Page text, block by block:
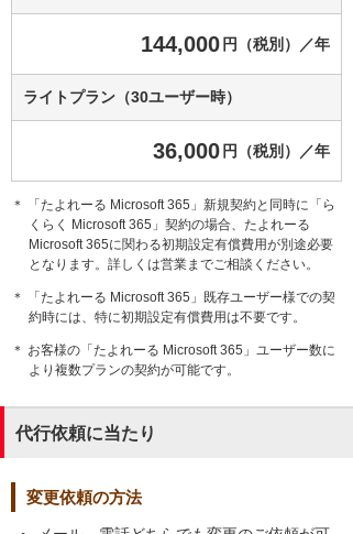
144,000 円（税別）／年
ライトプラン（30ユーザー時）
36,000 円（税別）／年
＊ 「たよれーる Microsoft 365」新規契約と同時に「ら
くらく Microsoft 365」契約の場合、たよれーる
Microsoft 365に関わる初期設定有償費用が別途必要
となります。詳しくは営業までご相談ください。
＊ 「たよれーる Microsoft 365」既存ユーザー様での契
約時には、特に初期設定有償費用は不要です。
＊ お客様の「たよれーる Microsoft 365」ユーザー数に
より複数プランの契約が可能です。
代行依頼に当たり
変更依頼の方法